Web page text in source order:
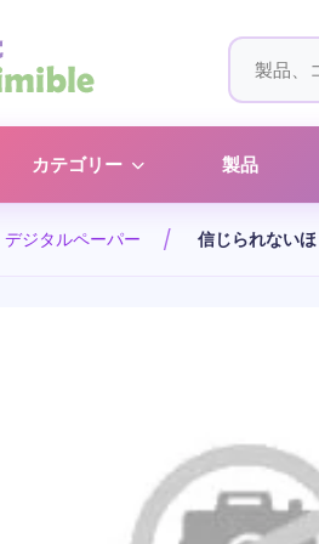
カテゴリー 製品
デジタルペーパー 信じられない